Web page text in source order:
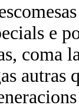
e
coma
autras